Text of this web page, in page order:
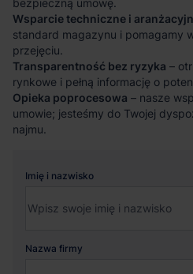
bezpieczną umowę.
Wsparcie techniczne i
standard magazynu i pomagamy
przejęciu.
Transparentność bez ryzyka –
rynkowe i pełną informację o
Opieka poprocesowa – nasze
umowie; jesteśmy do Twojej
najmu.
Imię i nazwisko
Nazwa firmy